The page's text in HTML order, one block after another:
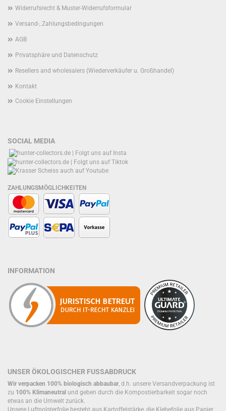
Widerrufsrecht & Muster-Widerrufsformular
Versand-, Zahlungsbedingungen
AGB
Privatsphäre und Datenschutz
Resellers and wholesalers (Wiederverkäufer u. Großhandel)
Kontakt
Cookie Einstellungen
SOCIAL MEDIA
ZAHLUNGSMÖGLICHKEITEN
INFORMATION
UNSER ÖKOLOGISCHER FUSSABDRUCK
Wir verpacken 100% biologisch abbaubar, d.h. unsere Versandverpackung ist
zu 100% Klimaneutral und geben durch die Kompostierbarkeit sogar noch
etwas an die Umwelt zurück.
Unsere Luftpolsterfolie besteht aus Kartoffelstärke, die Klebefolie aus Papier